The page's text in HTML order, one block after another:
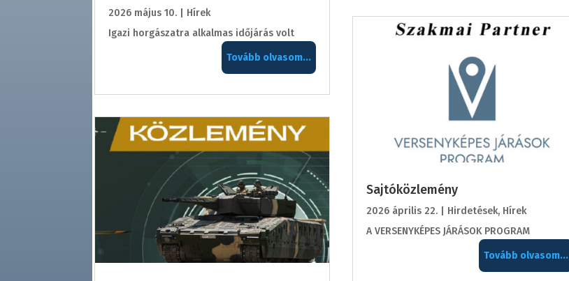
2026 május 10.
Hírek
Igazi horgászatra alkalmas időjárás volt
Tovább olvasom...
Sajtóközlemény
2026 április 22.| Hirdetések, Hírek
A VERSENYKÉPES JÁRÁSOK PROGRAM
Tovább olvasom...